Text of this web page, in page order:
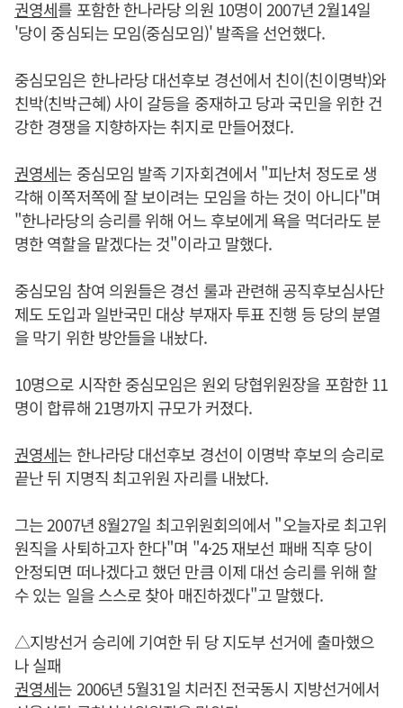
권영세를 포함한 한나라당 의원 10명이 2007년 2월14일
'당이 중심되는 모임(중심모임)' 발족을 선언했다.
중심모임은 한나라당 대선후보 경선에서 친이(친이명박)와
친박(친박근혜) 사이 갈등을 중재하고 당과 국민을 위한 건
강한 경쟁을 지향하자는 취지로 만들어졌다.
권영세는 중심모임 발족 기자회견에서 "피난처 정도로 생
각해 이쪽저쪽에 잘 보이려는 모임을 하는 것이 아니다"며
"한나라당의 승리를 위해 어느 후보에게 욕을 먹더라도 분
명한 역할을 맡겠다는 것"이라고 말했다.
중심모임 참여 의원들은 경선 룰과 관련해 공직후보심사단
제도 도입과 일반국민 대상 부재자 투표 진행 등 당의 분열
을 막기 위한 방안들을 내놨다.
10명으로 시작한 중심모임은 원외 당협위원장을 포함한 11
명이 합류해 21명까지 규모가 커졌다.
권영세는 한나라당 대선후보 경선이 이명박 후보의 승리로
끝난 뒤 지명직 최고위원 자리를 내놨다.
그는 2007년 8월27일 최고위원회의에서 "오늘자로 최고위
원직을 사퇴하고자 한다"며 "4·25 재보선 패배 직후 당이
안정되면 떠나겠다고 했던 만큼 이제 대선 승리를 위해 할
수 있는 일을 스스로 찾아 매진하겠다"고 말했다.
△지방선거 승리에 기여한 뒤 당 지도부 선거에 출마했으
나 실패
권영세는 2006년 5월31일 치러진 전국동시 지방선거에서